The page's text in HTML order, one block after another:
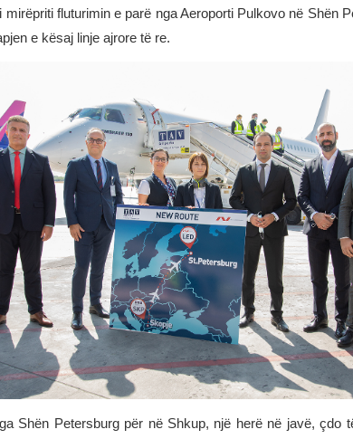
fluturimin e parë nga Aeroporti Pulkovo në Shën
e kësaj linje ajrore të re.
Shën Petersburg për në Shkup, një herë në javë, çdo